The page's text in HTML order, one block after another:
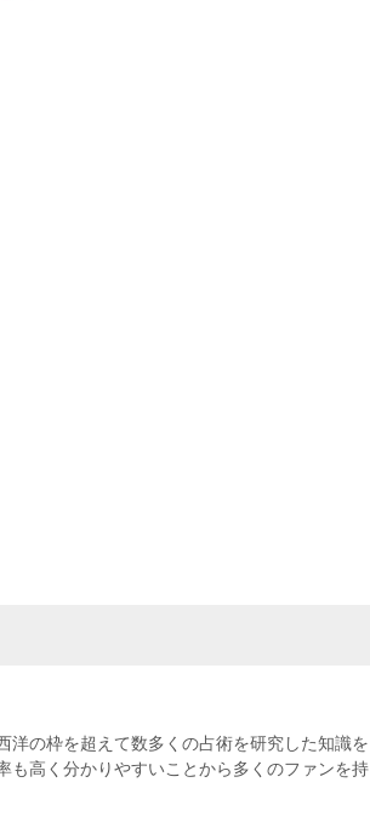
の枠を超えて数多くの占術を研究した知識を
も高く分かりやすいことから多くのファンを持